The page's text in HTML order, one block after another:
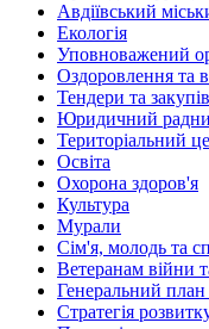
Авдіївський
Екологія
Уповноважений
Оздоровлення та
Тендери та
Юридичний
Територіальний
Освіта
Охорона здоров'я
Культура
Мурали
Сім'я, молодь та
Ветеранам
Генеральний
Стратегія